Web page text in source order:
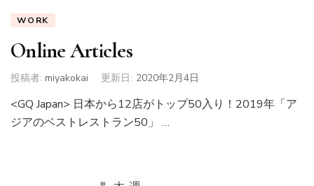
WORK
Online Articles
投稿者: miyakokai 更新日: 2020年2月4日
<GQ Japan> 日本から12店がトップ50入り！2019年「ア
ジアのベストレストラン50」 …